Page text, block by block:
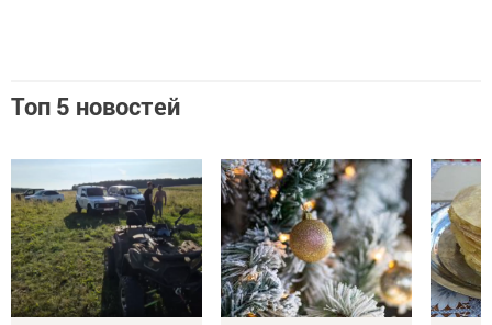
Топ 5 новостей